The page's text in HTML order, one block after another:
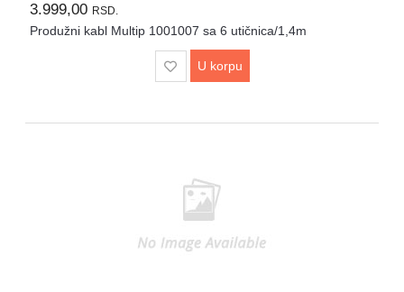
3.999,00 RSD.
Produžni kabl Multip 1001007 sa 6 utičnica/1,4m
U korpu